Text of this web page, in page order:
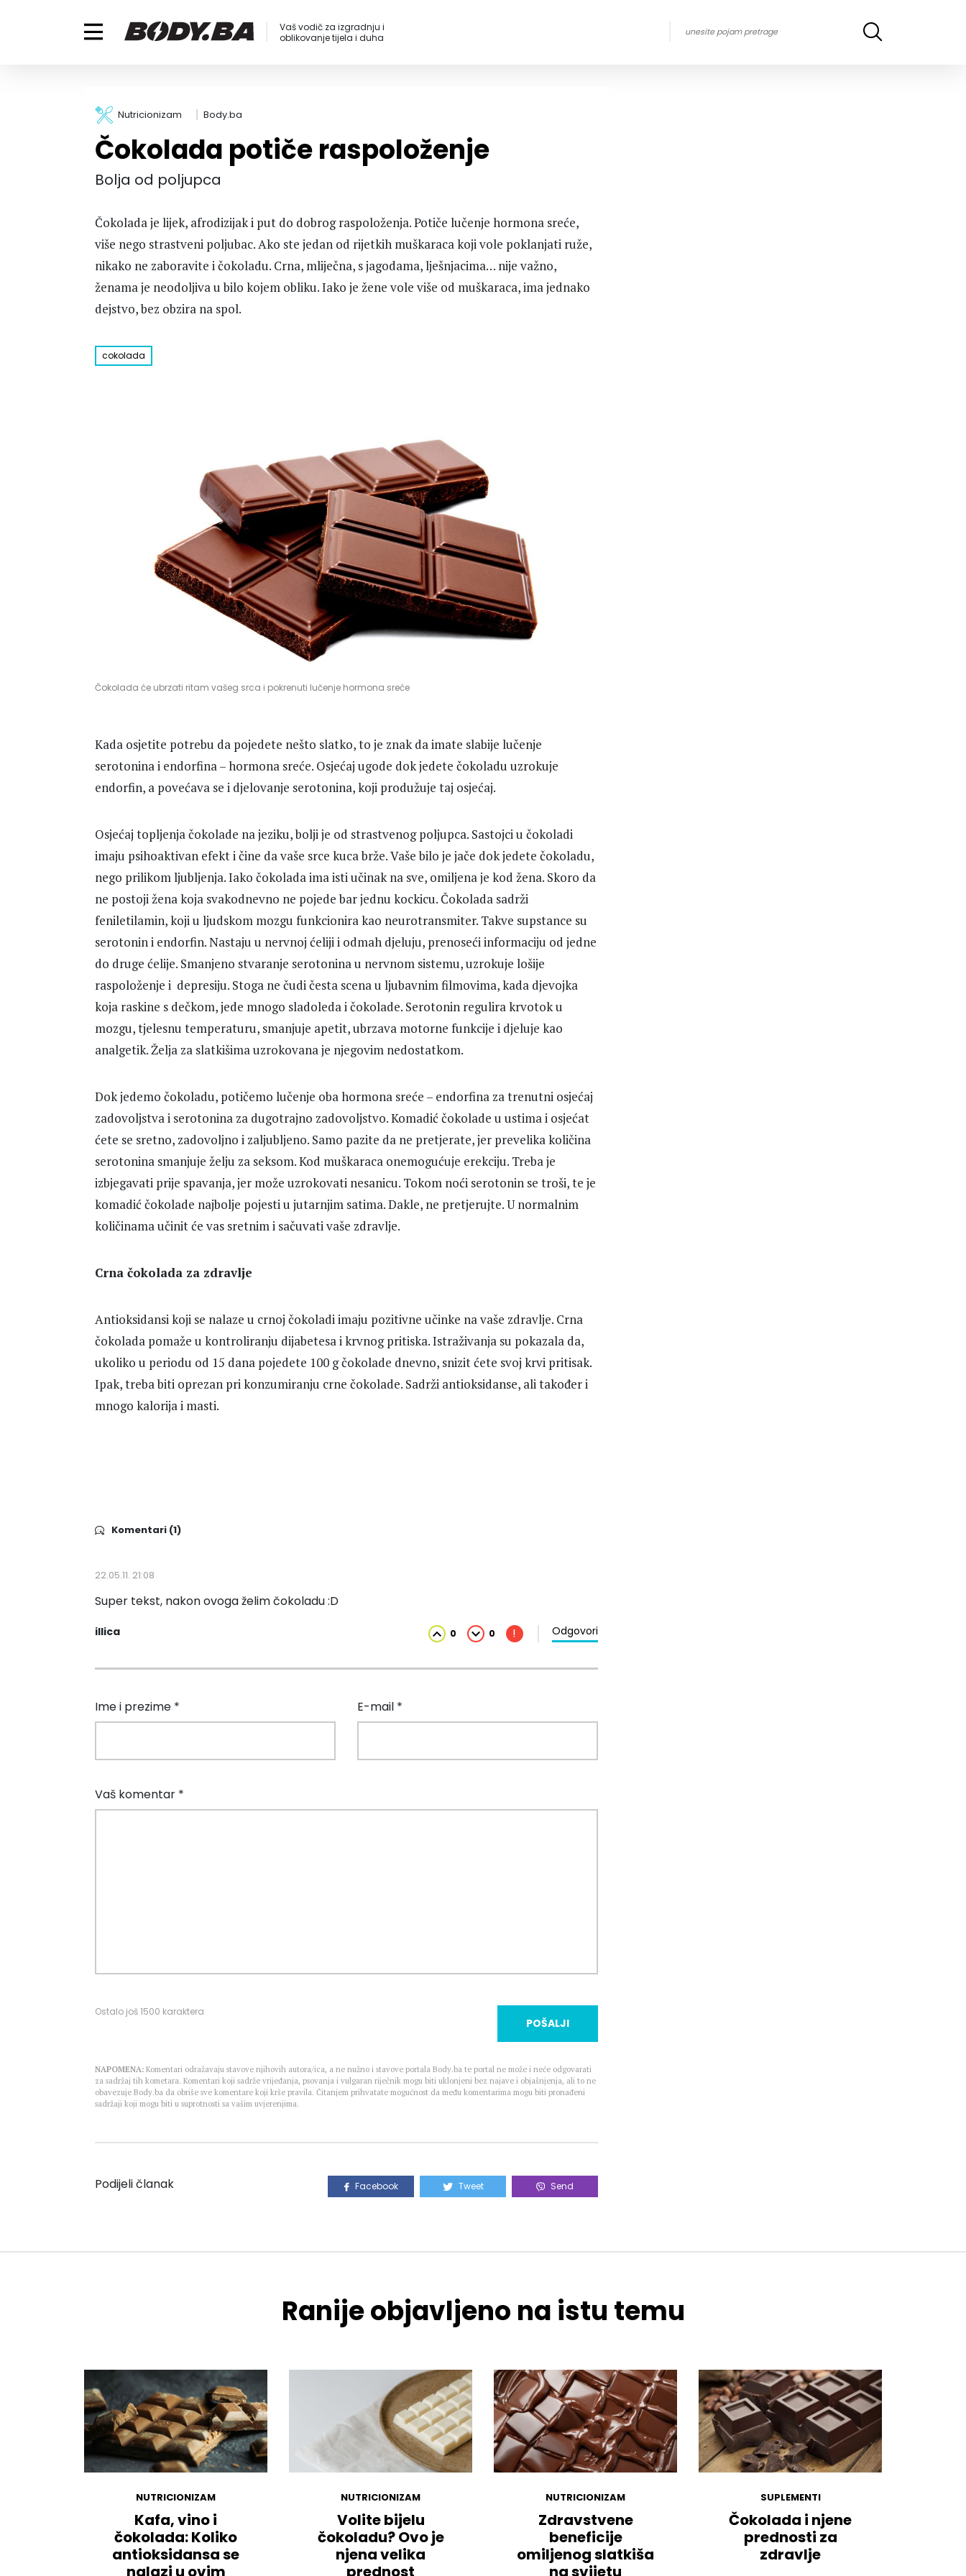
Vaš vodič za izgradnju i
oblikovanje tijela i duha
Nutricionizam Body.ba
Čokolada potiče raspoloženje
Bolja od poljupca
Čokolada je lijek, afrodizijak i put do dobrog raspoloženja. Potiče lučenje hormona sreće,
više nego strastveni poljubac. Ako ste jedan od rijetkih muškaraca koji vole poklanjati ruže,
nikako ne zaboravite i čokoladu. Crna, mliječna, s jagodama, lješnjacima… nije važno,
ženama je neodoljiva u bilo kojem obliku. Iako je žene vole više od muškaraca, ima jednako
dejstvo, bez obzira na spol.
cokolada
Čokolada će ubrzati ritam vašeg srca i pokrenuti lučenje hormona sreće
Kada osjetite potrebu da pojedete nešto slatko, to je znak da imate slabije lučenje
serotonina i endorfina – hormona sreće. Osjećaj ugode dok jedete čokoladu uzrokuje
endorfin, a povećava se i djelovanje serotonina, koji produžuje taj osjećaj.
Osjećaj topljenja čokolade na jeziku, bolji je od strastvenog poljupca. Sastojci u čokoladi
imaju psihoaktivan efekt i čine da vaše srce kuca brže. Vaše bilo je jače dok jedete čokoladu,
nego prilikom ljubljenja. Iako čokolada ima isti učinak na sve, omiljena je kod žena. Skoro da
ne postoji žena koja svakodnevno ne pojede bar jednu kockicu. Čokolada sadrži
feniletilamin, koji u ljudskom mozgu funkcionira kao neurotransmiter. Takve supstance su
serotonin i endorfin. Nastaju u nervnoj ćeliji i odmah djeluju, prenoseći informaciju od jedne
do druge ćelije. Smanjeno stvaranje serotonina u nervnom sistemu, uzrokuje lošije
raspoloženje i depresiju. Stoga ne čudi česta scena u ljubavnim filmovima, kada djevojka
koja raskine s dečkom, jede mnogo sladoleda i čokolade. Serotonin regulira krvotok u
mozgu, tjelesnu temperaturu, smanjuje apetit, ubrzava motorne funkcije i djeluje kao
analgetik. Želja za slatkišima uzrokovana je njegovim nedostatkom.
Dok jedemo čokoladu, potičemo lučenje oba hormona sreće – endorfina za trenutni osjećaj
zadovoljstva i serotonina za dugotrajno zadovoljstvo. Komadić čokolade u ustima i osjećat
ćete se sretno, zadovoljno i zaljubljeno. Samo pazite da ne pretjerate, jer prevelika količina
serotonina smanjuje želju za seksom. Kod muškaraca onemogućuje erekciju. Treba je
izbjegavati prije spavanja, jer može uzrokovati nesanicu. Tokom noći serotonin se troši, te je
komadić čokolade najbolje pojesti u jutarnjim satima. Dakle, ne pretjerujte. U normalnim
količinama učinit će vas sretnim i sačuvati vaše zdravlje.
Crna čokolada za zdravlje
Antioksidansi koji se nalaze u crnoj čokoladi imaju pozitivne učinke na vaše zdravlje. Crna
čokolada pomaže u kontroliranju dijabetesa i krvnog pritiska. Istraživanja su pokazala da,
ukoliko u periodu od 15 dana pojedete 100 g čokolade dnevno, snizit ćete svoj krvi pritisak.
Ipak, treba biti oprezan pri konzumiranju crne čokolade. Sadrži antioksidanse, ali također i
mnogo kalorija i masti.
Komentari (1)
22.05.11. 21:08
Super tekst, nakon ovoga želim čokoladu :D
illica 0 0 ! Odgovori
Ime i prezime * E-mail *
Vaš komentar *
Ostalo još1500 karaktera
POŠALJI
NAPOMENA: Komentari odražavaju stavove njihovih autora/ica, a ne nužno i stavove portala Body.ba te portal ne može i neće odgovarati
za sadržaj tih kometara. Komentari koji sadrže vrijeđanja, psovanja i vulgaran riječnik mogu biti uklonjeni bez najave i objašnjenja, ali to ne
obavezuje Body.ba da obriše sve komentare koji krše pravila. Čitanjem prihvatate mogućnost da među komentarima mogu biti pronađeni
sadržaji koji mogu biti u suprotnosti sa vašim uvjerenjima.
Podijeli članak Facebook Tweet Send
Ranije objavljeno na istu temu
NUTRICIONIZAM
Kafa, vino i
čokolada: Koliko
antioksidansa se
nalazi u ovim
NUTRICIONIZAM
Volite bijelu
čokoladu? Ovo je
njena velika
prednost
NUTRICIONIZAM
Zdravstvene
beneficije
omiljenog slatkiša
na svijetu
SUPLEMENTI
Čokolada i njene
prednosti za
zdravlje